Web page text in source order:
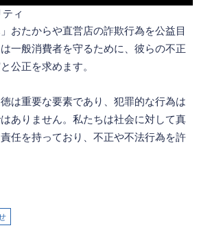
ィ
おたからや直営店の詐欺行為を公益目
一般消費者を守るために、彼らの不正
公正を求めます。
は重要な要素であり、犯罪的な行為は
ありません。私たちは社会に対して真
任を持っており、不正や不法行為を許